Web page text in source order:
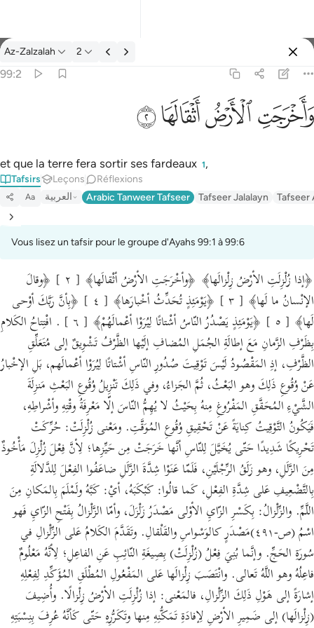
Tafsir: Az-Zalzalah 99:2
Az-Zalzalah 2
99:2
ﱺﱻﱼﱽ
et que la terre fera sortir ses fardeaux 1,
Tafsirs Leçons Réflexions
Aa العربية Arabic Tanweer Tafseer Tafseer Jalalayn Tafseer
Vous lisez un tafsir pour le groupe d'Ayahs 99:1 à 99:6
﴿إذا زُلْزِلَتِ الأرْضُ زِلْزالَها﴾ ﴿وأخْرَجَتِ الأرْضُ أثْقالَها﴾ [ ٢ ] ﴿وقالَ
الإنْسانُ ما لَها﴾ [ ٣ ] ﴿يَوْمَئِذٍ تُحَدِّثُ أخْبارَها﴾ [ ٤ ] ﴿بِأنَّ رَبَّكَ أوْحى
لَها﴾ [ ٥ ] ﴿يَوْمَئِذٍ يَصْدُرُ النّاسُ أشْتاتًا لِيُرَوْا أعْمالَهُمْ﴾ [ ٦ ] . افْتِتاحُ الكَلامِ
بِظَرْفِ الزَّمانِ مَعَ إطالَةِ الجُمَلِ المُضافِ إلَيْها الظَّرْفُ تَشْوِيقٌ إلى مُتَعَلِّقِ
الظَّرْفِ، إذِ المَقْصُودُ لَيْسَ تَوْقِيتَ صُدُورِ النّاسِ أشْتاتًا لِيُرَوْا أعْمالَهم، بَلِ الإخْبارُ
عَنْ وُقُوعِ ذَلِكَ وهو البَعْثُ، ثُمَّ الجَزاءُ، وفي ذَلِكَ تَنْزِيلُ وُقُوعِ البَعْثِ مَنزِلَةَ
الشَّيْءِ المُحَقَّقِ المَفْرُوغِ مِنهُ بِحَيْثُ لا يُهِمُّ النّاسَ إلّا مَعْرِفَةُ وقْتِهِ وأشْراطِهِ،
فَيَكُونُ التَّوْقِيتُ كِنايَةً عَنْ تَحْقِيقِ وُقُوعِ المُوَقَّتِ. ومَعْنى زُلْزِلَتْ: حُرِّكَتْ
تَحْرِيكًا شَدِيدًا حَتّى يُخَيَّلَ لِلنّاسِ أنَّها خَرَجَتْ مِن حَيِّزِها؛ لِأنَّ فِعْلَ زُلْزِلَ مَأْخُوذٌ
مِنَ الزَّلَلِ، وهو زَلَقُ الرِّجْلَيْنِ، فَلَمّا عَنَوْا شِدَّةَ الزَّلَلِ ضاعَفُوا الفِعْلَ لِلدَّلالَةِ
بِالتَّضْعِيفِ عَلى شِدَّةِ الفِعْلِ، كَما قالُوا: كَبْكَبَهُ، أيْ: كَبَّهُ ولَمْلَمَ بِالمَكانِ مِنَ
اللَّمِّ. والزِّلْزالُ: بِكَسْرِ الزّايِ الأوْلى مَصْدَرُ زَلْزَلَ، وأمّا الزَّلْزالُ بِفَتْحِ الزّايِ فَهو
اسْمُ (ص-٤٩١)مَصْدَرٍ كالوَسْواسِ والقَلْقالِ. وتَقَدَّمَ الكَلامُ عَلى الزِّلْزالِ في
سُورَةِ الحَجِّ. وإنَّما بُنِيَ فِعْلُ (زُلْزِلَتْ) بِصِيغَةِ النّائِبِ عَنِ الفاعِلِ؛ لِأنَّهُ مَعْلُومٌ
فاعِلُهُ وهو اللَّهُ تَعالى. وانْتَصَبَ زِلْزالَها عَلى المَفْعُولِ المُطْلَقِ المُؤَكِّدِ لِفِعْلِهِ
إشارَةً إلى هَوْلِ ذَلِكَ الزِّلْزالِ، فالمَعْنى: إذا زُلْزِلَتِ الأرْضُ زِلْزالًا. وأُضِيفَ
(زِلْزالَها) إلى ضَمِيرِ الأرْضِ لِإفادَةِ تَمَكُّنِهِ مِنها وتَكَرُّرِهِ حَتّى كَأنَّهُ عُرِفَ بِنِسْبَتِهِ